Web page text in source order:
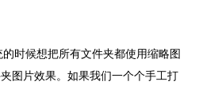
时候想把所有文件夹都使用缩略图
图片效果。如果我们一个个手工打